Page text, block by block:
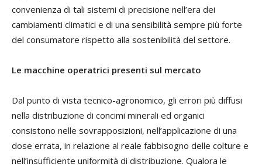
convenienza di tali sistemi di precisione nell’era dei
cambiamenti climatici e di una sensibilità sempre più forte
del consumatore rispetto alla sostenibilità del settore.
Le macchine operatrici presenti sul mercato
Dal punto di vista tecnico-agronomico, gli errori più diffusi
nella distribuzione di concimi minerali ed organici
consistono nelle sovrapposizioni, nell’applicazione di una
dose errata, in relazione al reale fabbisogno delle colture e
nell’insufficiente uniformità di distribuzione. Qualora le